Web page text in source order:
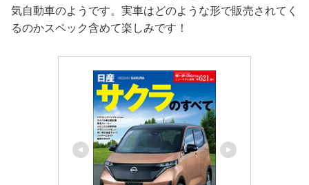
気自動車のようです。実車はどのような形で販売されてく
るのかスペック含めて楽しみです！